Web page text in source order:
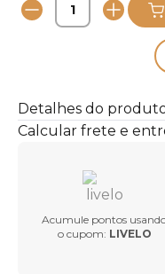
Detalhes do
Calcular frete e
Acumule pontos
o cupom: LIVELO